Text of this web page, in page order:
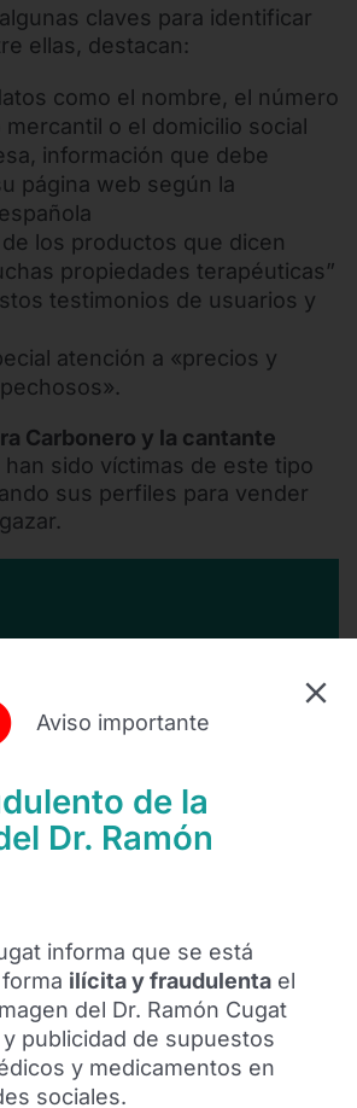
claves para identificar
ellas, destacan:
como el nombre, el número
o el domicilio social
información que debe
página web según la
los productos que dicen
propiedades terapéuticas”
testimonios de usuarios y
atención a «precios y
Carbonero y la cantante
han sido víctimas de este tipo
sus perfiles para vender
pinchando aquí
Síguenos
Aviso importante
de la
Dr. Ramón
informa que se está
ilícita y fraudulenta el
del Dr. Ramón Cugat
publicidad de supuestos
y medicamentos en
sociales.